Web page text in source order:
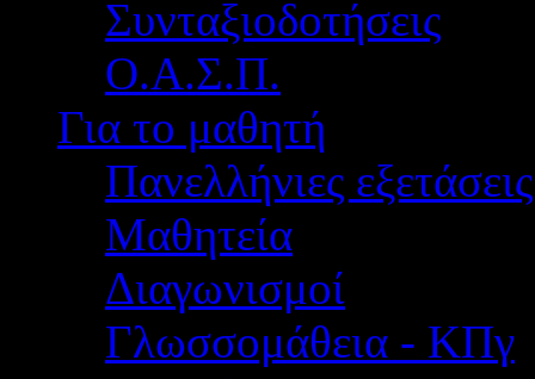
Συνταξιοδοτήσεις
Ο.Α.Σ.Π.
Για το μαθητή
Πανελλήνιες εξετάσεις
Μαθητεία
Διαγωνισμοί
Γλωσσομάθεια - ΚΠγ